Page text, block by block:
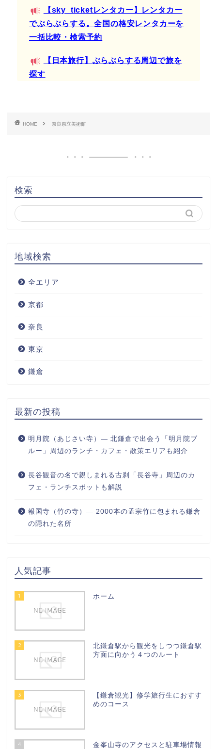
【sky_ticketレンタカー】レンタカー
でぶらぶらする。全国の格安レンタカーを
一括比較・検索予約
【日本旅行】ぶらぶらする周辺で旅を
探す
HOME 奈良県立美術館
検索
地域検索
全エリア
京都
奈良
東京
鎌倉
最新の投稿
明月院（あじさい寺）― 北鎌倉で出会う「明月院ブ
ルー」周辺のランチ・カフェ・散策エリアも紹介
長谷観音の名で親しまれる古刹「長谷寺」周辺のカ
フェ・ランチスポットも解説
報国寺（竹の寺）― 2000本の孟宗竹に包まれる鎌倉
の隠れた名所
人気記事
1 ホーム
2
北鎌倉駅から観光をしつつ鎌倉駅
方面に向かう４つのルート
3
【鎌倉観光】修学旅行生におすす
めのコース
4 金峯山寺のアクセスと駐車場情報